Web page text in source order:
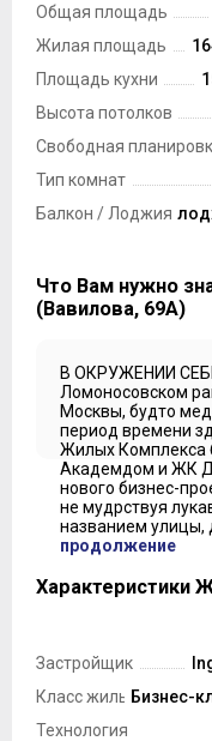
Общая площадь
Жилая площадь
Площадь кухни
Высота потолков
Свободная
Тип комнат
Балкон / Лоджия
Что Вам нужно
(Вавилова, 69А)
В ОКРУЖЕНИИ
Ломоносовском
Москвы, будто
период времени
Жилых Комплекса
Академдом и ЖК
нового бизнес-
не мудрствуя
названием улицы,
продолжение
Характеристики
Застройщик
Класс жильяБизнес-
Технология